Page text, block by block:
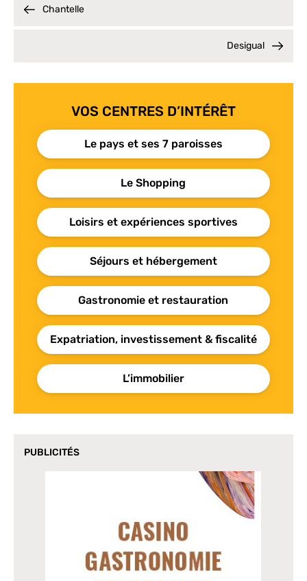
VOS CENTRES D’INTÉRÊT
Le pays et ses 7 paroisses
Le Shopping
Loisirs et expériences sportives
Séjours et hébergement
Gastronomie et restauration
Expatriation, investissement & fiscalité
L’immobilier
PUBLICITÉS
Chantelle
Desigual